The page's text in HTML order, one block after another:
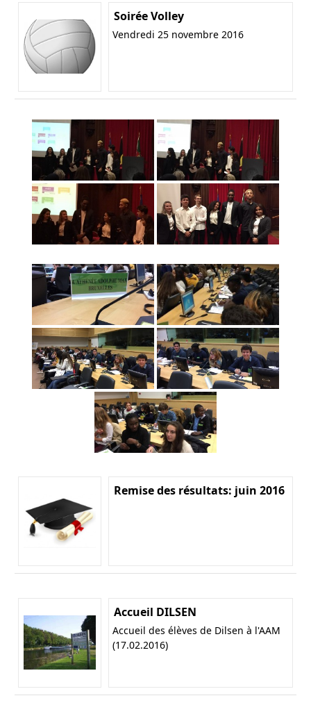
Soirée Volley
Vendredi 25 novembre 2016
Remise des résultats: juin 2016
Accueil DILSEN
Accueil des élèves de Dilsen à l'AAM
(17.02.2016)